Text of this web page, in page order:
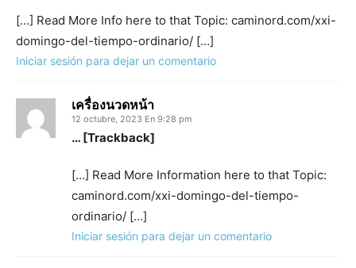
[…] Read More Info here to that Topic: caminord.com/xxi-
domingo-del-tiempo-ordinario/ […]
Iniciar sesión para dejar un comentario
เครื่องนวดหน้า
12 octubre, 2023 En 9:28 pm
… [Trackback]
[…] Read More Information here to that Topic:
caminord.com/xxi-domingo-del-tiempo-
ordinario/ […]
Iniciar sesión para dejar un comentario